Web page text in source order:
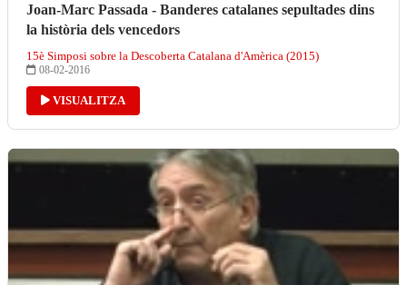
Joan-Marc Passada - Banderes catalanes sepultades dins
la història dels vencedors
15è Simposi sobre la Descoberta Catalana d'Amèrica (2015)
08-02-2016
VISUALITZA